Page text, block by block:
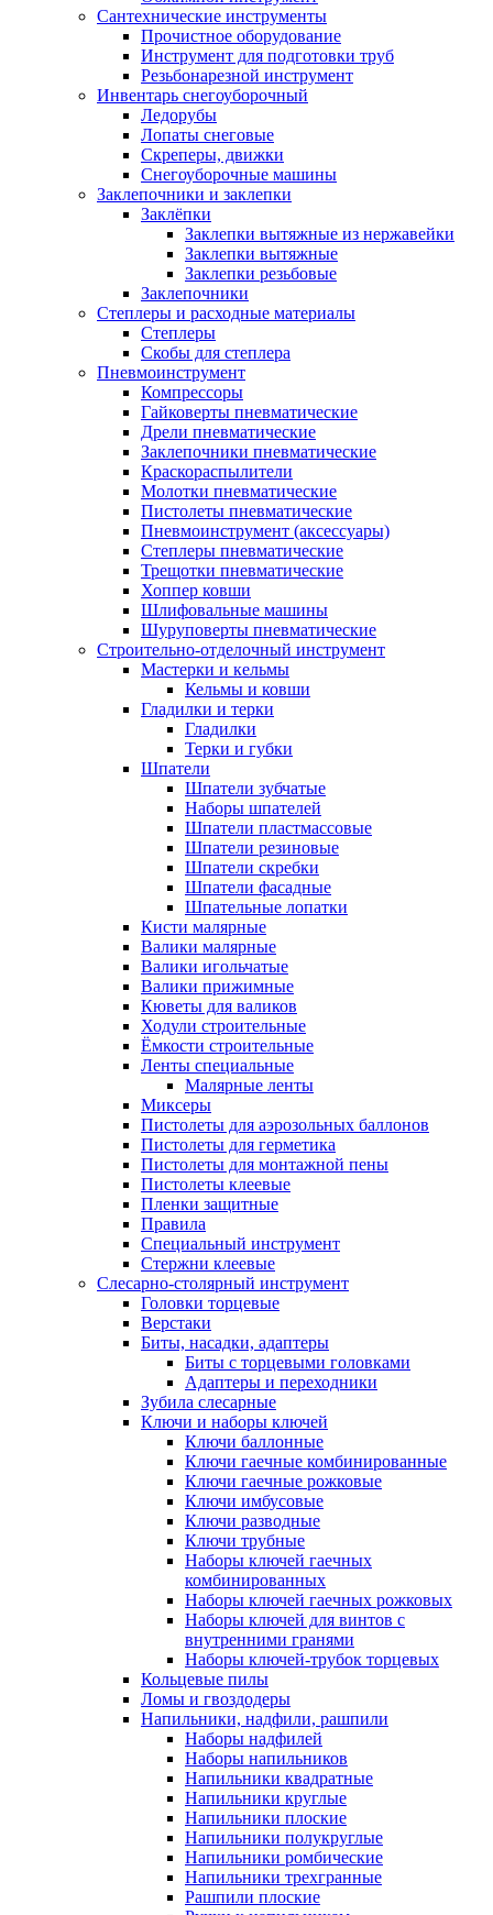
Сантехнические инструменты
Прочистное оборудование
Инструмент для подготовки труб
Резьбонарезной инструмент
Инвентарь снегоуборочный
Ледорубы
Лопаты снеговые
Скреперы, движки
Снегоуборочные машины
Заклепочники и заклепки
Заклёпки
Заклепки вытяжные из нержавейки
Заклепки вытяжные
Заклепки резьбовые
Заклепочники
Степлеры и расходные материалы
Степлеры
Скобы для степлера
Пневмоинструмент
Компрессоры
Гайковерты пневматические
Дрели пневматические
Заклепочники пневматические
Краскораспылители
Молотки пневматические
Пистолеты пневматические
Пневмоинструмент (аксессуары)
Степлеры пневматические
Трещотки пневматические
Хоппер ковши
Шлифовальные машины
Шуруповерты пневматические
Строительно-отделочный инструмент
Мастерки и кельмы
Кельмы и ковши
Гладилки и терки
Гладилки
Терки и губки
Шпатели
Шпатели зубчатые
Наборы шпателей
Шпатели пластмассовые
Шпатели резиновые
Шпатели скребки
Шпатели фасадные
Шпательные лопатки
Кисти малярные
Валики малярные
Валики игольчатые
Валики прижимные
Кюветы для валиков
Ходули строительные
Ёмкости строительные
Ленты специальные
Малярные ленты
Миксеры
Пистолеты для аэрозольных баллонов
Пистолеты для герметика
Пистолеты для монтажной пены
Пистолеты клеевые
Пленки защитные
Правила
Специальный инструмент
Стержни клеевые
Слесарно-столярный инструмент
Головки торцевые
Верстаки
Биты, насадки, адаптеры
Биты с торцевыми головками
Адаптеры и переходники
Зубила слесарные
Ключи и наборы ключей
Ключи баллонные
Ключи гаечные комбинированные
Ключи гаечные рожковые
Ключи имбусовые
Ключи разводные
Ключи трубные
Наборы ключей гаечных
комбинированных
Наборы ключей гаечных рожковых
Наборы ключей для винтов с
внутренними гранями
Наборы ключей-трубок торцевых
Кольцевые пилы
Ломы и гвоздодеры
Напильники, надфили, рашпили
Наборы надфилей
Наборы напильников
Напильники квадратные
Напильники круглые
Напильники плоские
Напильники полукруглые
Напильники ромбические
Напильники трехгранные
Рашпили плоские